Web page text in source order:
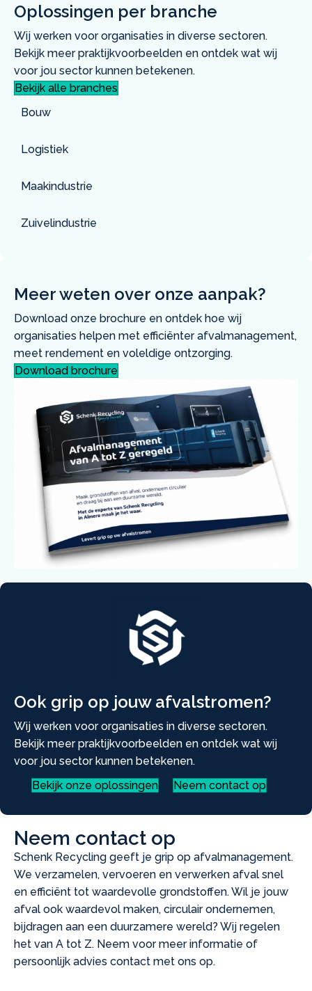
Oplossingen per branche
Wij werken voor organisaties in diverse sectoren.
Bekijk meer praktijkvoorbeelden en ontdek wat wij
voor jou sector kunnen betekenen.
Bekijk alle branches
Bouw
Logistiek
Maakindustrie
Zuivelindustrie
Meer weten over onze aanpak?
Download onze brochure en ontdek hoe wij
organisaties helpen met efficiënter afvalmanagement,
meet rendement en voleldige ontzorging.
Download brochure
Ook grip op jouw afvalstromen?
Wij werken voor organisaties in diverse sectoren.
Bekijk meer praktijkvoorbeelden en ontdek wat wij
voor jou sector kunnen betekenen.
Bekijk onze oplossingen
Neem contact op
Neem contact op
Schenk Recycling geeft je grip op afvalmanagement.
We verzamelen, vervoeren en verwerken afval snel
en efficiënt tot waardevolle grondstoffen. Wil je jouw
afval ook waardevol maken, circulair ondernemen,
bijdragen aan een duurzamere wereld? Wij regelen
het van A tot Z. Neem voor meer informatie of
persoonlijk advies contact met ons op.